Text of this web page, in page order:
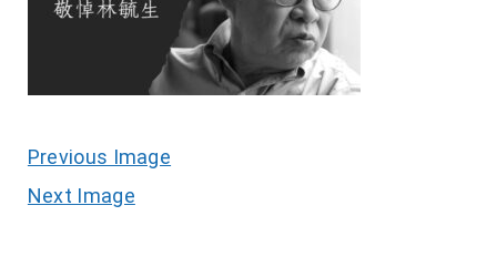
Previous Image
Next Image